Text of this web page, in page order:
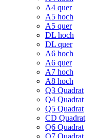
A4 quer
A5 hoch
A5 quer
DL hoch
DL quer
A6 hoch
A6 quer
A7 hoch
A8 hoch
Q3 Quadrat
Q4 Quadrat
Q5 Quadrat
CD Quadrat
Q6 Quadrat
Q7 Quadrat